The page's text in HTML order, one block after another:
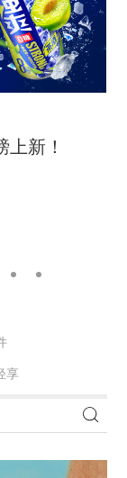
醺
新！
新上市
了…
准的声明
闺蜜的小
的？
！
醺
享